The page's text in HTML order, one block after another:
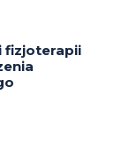
fizjoterapii